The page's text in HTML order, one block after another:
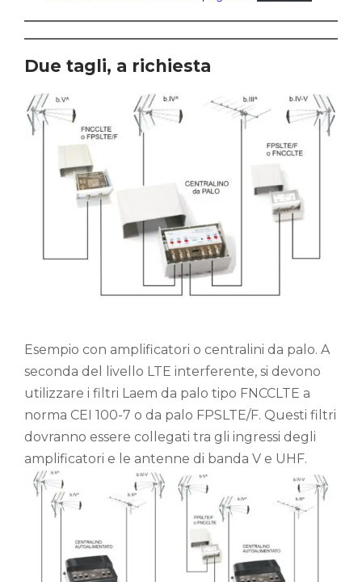
Due tagli, a richiesta
Esempio con amplificatori o centralini da palo. A
seconda del livello LTE interferente, si devono
utilizzare i filtri Laem da palo tipo FNCCLTE a
norma CEI 100-7 o da palo FPSLTE/F. Questi filtri
dovranno essere collegati tra gli ingressi degli
amplificatori e le antenne di banda V e UHF.